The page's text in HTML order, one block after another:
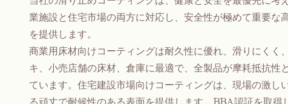
業施設と住宅市場の両方に対応し、安全性が極めて重要な
を提供します。
商業用床材向けコーティングは耐久性に優れ、滑りにくく
キ、小売店舗の床材、倉庫に最適で、全製品が摩耗抵抗性
ています。住宅建設市場向けコーティングは、現場の激し